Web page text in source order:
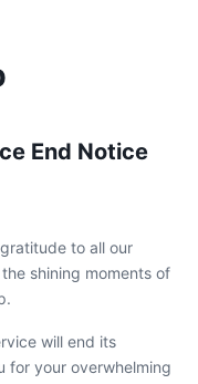
End Notice
to all our
shining moments of
will end its
for your overwhelming